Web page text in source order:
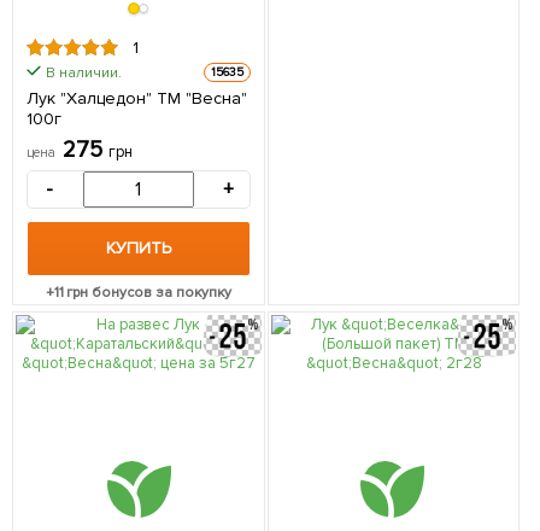
1
В наличии. 15635
Лук "Халцедон" ТМ "Весна"
100г
цена 275 грн
- +
КУПИТЬ
+11грн бонусов за покупку